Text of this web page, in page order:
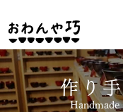
作り
Handmade